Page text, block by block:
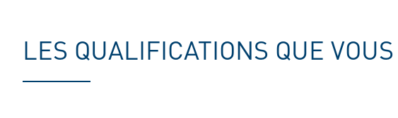
LES QUALIFICATIONS QUE